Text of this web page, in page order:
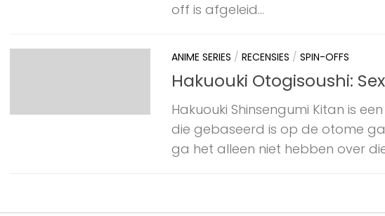
off is afgeleid...
ANIME SERIES / RECENSIES / SPIN-OFFS
Hakuouki Otogisoushi:
Hakuouki Shinsengumi Kitan is
die gebaseerd is op de otome
ga het alleen niet hebben over